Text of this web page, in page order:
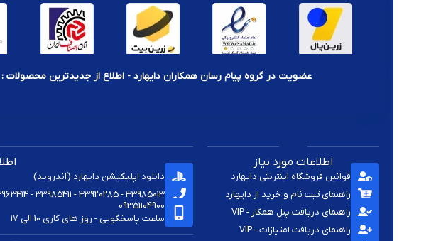
نکات مهم هنگام خرید کیف و محافظ کنسول بازی:
حتماً مدل دقیق کنسول خود را بدانید (مثلاً PS5 دیسک‌خور یا دیجیتال)
در نظر بگیرید که آیا نیاز به فضای اضافی برای دسته و لوازم جانبی دارید
عضویت در گروه پیام رسان همکاران دایهارد - اطلاع از جدیدترین محصولات :
اطلاعات مورد نیاز
قوانین فروشگاه اینترنتی دایهارد
راهنمای ثبت نام و خرید از دایهارد
راهنمای دریافت پنل همکار - VIP
راهنمای دریافت امتیازات - VIP
دانلود اپلیکیشن دایهارد (اندروید)
33985013 - 33920285 - 33985411 - 33963414 - 33937701 - 009821
09351104900
ساعت پاسخگویی - روز های کاری 10 الی 17